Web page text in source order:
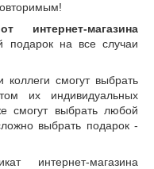
интернет-магазина
подарок на все случаи
смогут выбрать
их индивидуальных
смогут выбрать любой
выбрать подарок -
интернет-магазина